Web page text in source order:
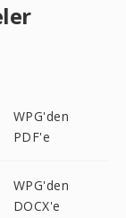
WPG'den
PDF'e
WPG'den
DOCX'e